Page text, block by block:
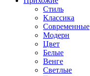
Стиль
Классика
Современные
Модерн
Цвет
Белые
Венге
Светлые